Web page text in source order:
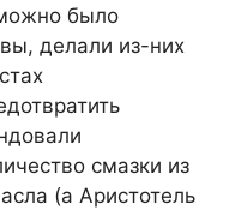
было
делали из-них
смазки из
(а Аристотель